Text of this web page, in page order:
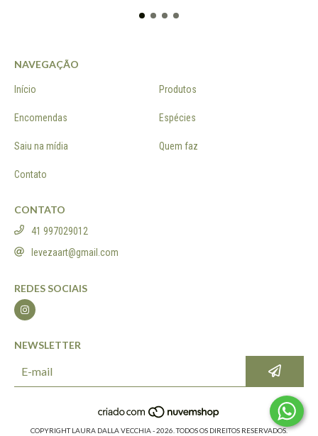
NAVEGAÇÃO
Início Produtos
Encomendas Espécies
Saiu na mídia Quem faz
Contato
CONTATO
41 997029012
levezaart@gmail.com
REDES SOCIAIS
NEWSLETTER
COPYRIGHT LAURA DALLA VECCHIA - 2026. TODOS OS DIREITOS RESERVADOS.